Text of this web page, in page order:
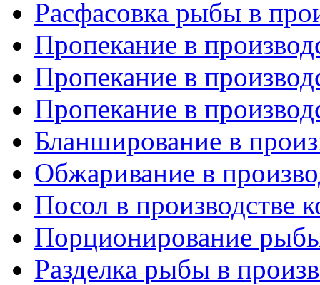
Расфасовка рыбы в
Пропекание в
Пропекание в
Пропекание в
Бланширование в
Обжаривание в
Посол в производстве
Порционирование
Разделка рыбы в